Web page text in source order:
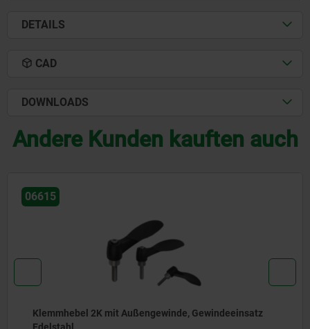
DETAILS
CAD
DOWNLOADS
Andere Kunden kauften auch
06615
Klemmhebel 2K mit Außengewinde, Gewindeeinsatz
Edelstahl